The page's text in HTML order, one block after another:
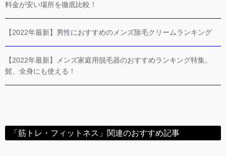
料金が安い場所を徹底比較！
【2022年最新】男性におすすめのメンズ除毛クリームランキング
【2022年最新】メンズ家庭用脱毛器のおすすめランキング特集。
髭、全身にも使える！
「筋トレ・フィットネス」関連のおすすめ記事